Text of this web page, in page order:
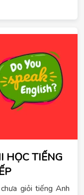
HỌC TIẾNG
giỏi tiếng Anh